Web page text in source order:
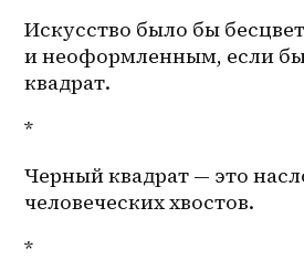
Искусство было бы
и неоформленным, если
квадрат.
*
Черный квадрат — это
человеческих хвостов.
*